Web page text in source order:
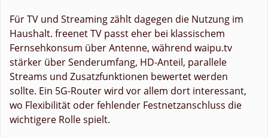
Für TV und Streaming zählt dagegen die Nutzung im
Haushalt. freenet TV passt eher bei klassischem
Fernsehkonsum über Antenne, während waipu.tv
stärker über Senderumfang, HD-Anteil, parallele
Streams und Zusatzfunktionen bewertet werden
sollte. Ein 5G-Router wird vor allem dort interessant,
wo Flexibilität oder fehlender Festnetzanschluss die
wichtigere Rolle spielt.